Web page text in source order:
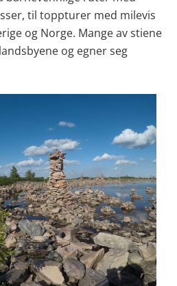
til toppturer med milevis
og Norge. Mange av stiene
og egner seg